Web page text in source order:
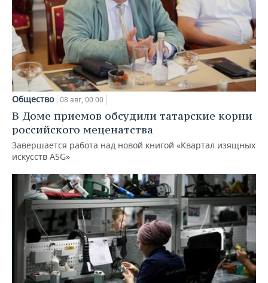
Общество 08 авг, 00:00
В Доме приемов обсудили татарские корни
российского меценатства
Завершается работа над новой книгой «Квартал изящных
искусств ASG»